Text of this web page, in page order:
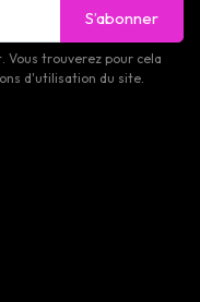
S’abonner
Vous trouverez pour cela
d'utilisation du site.